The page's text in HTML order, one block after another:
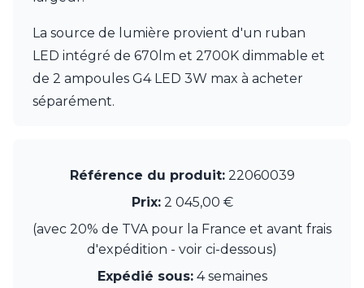
Original BTC
Quintiesse
Robers
Robin
Royal Botania
TUNTO
Vincent Sheppard
Visual Comfort&Co.
La source de lumière provient d'un ruban
LED intégré de 670lm et 2700K dimmable et
de 2 ampoules G4 LED 3W max à acheter
séparément.
Référence du produit: 22060039
Prix:2 045,00 €
(avec 20% de TVA pour la France et avant frais
d'expédition - voir ci-dessous)
Expédié sous:4 semaines